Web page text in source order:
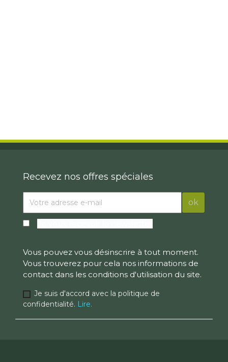
Recevez nos offres spéciales
Vous pouvez vous désinscrire à tout moment.
Vous trouverez pour cela nos informations de
contact dans les conditions d'utilisation du site.
Je suis d'accord avec la politique de
confidentialité. Lire.